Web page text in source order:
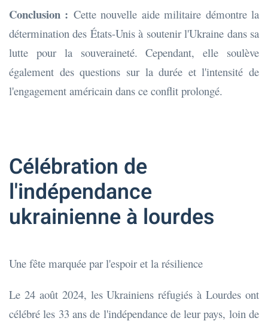
Conclusion : Cette nouvelle aide militaire démontre la
détermination des États-Unis à soutenir l'Ukraine dans sa
lutte pour la souveraineté. Cependant, elle soulève
également des questions sur la durée et l'intensité de
l'engagement américain dans ce conflit prolongé.
Célébration de
l'indépendance
ukrainienne à lourdes
Une fête marquée par l'espoir et la résilience
Le 24 août 2024, les Ukrainiens réfugiés à Lourdes ont
célébré les 33 ans de l'indépendance de leur pays, loin de